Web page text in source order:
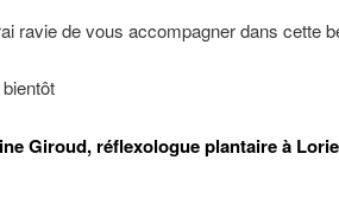
ravie de vous accompagner dans cette
Giroud, réflexologue plantaire à